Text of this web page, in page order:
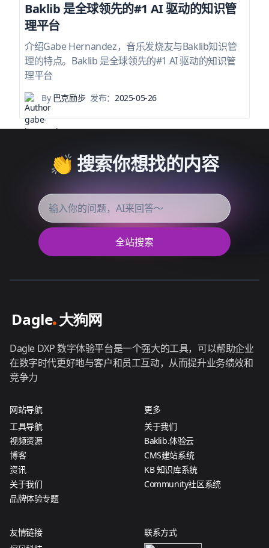
Baklib 是全球领先的#1 AI 驱动的知识管
理平台
介绍Gabe Hernandez，音乐发烧友与Baklib知识管
理的特点。Baklib 是全球领先的#1 AI 驱动的知识管
理平台
By巴克励步 发布：2025-05-26
👏 搜索你想找的内容
全站搜索
Dagle DXP 数字体验平台是一个强大的工具，可以帮助企业
在数字时代更好地与客户和员工互动，从而提升业务绩效和
竞争力
网站导航
工具导航
视频资源
博客
资讯
关于我们
品牌体验专题
更多
关于我们
Baklib.体验云
CMS建站系统
KB 知识库系统
Community社区系统
友情链接
联系方式